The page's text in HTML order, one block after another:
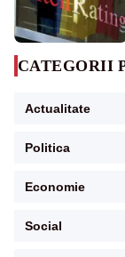
CATEGORII
Actualitate
Politica
Economie
Social